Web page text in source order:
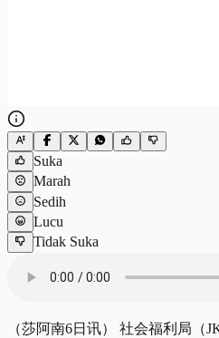
Suka
Marah
Sedih
Lucu
Tidak Suka
（莎阿南6日讯） 社会福利局（